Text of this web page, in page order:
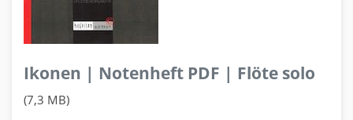
Ikonen | Notenheft PDF | Flöte solo
(7,3 MB)